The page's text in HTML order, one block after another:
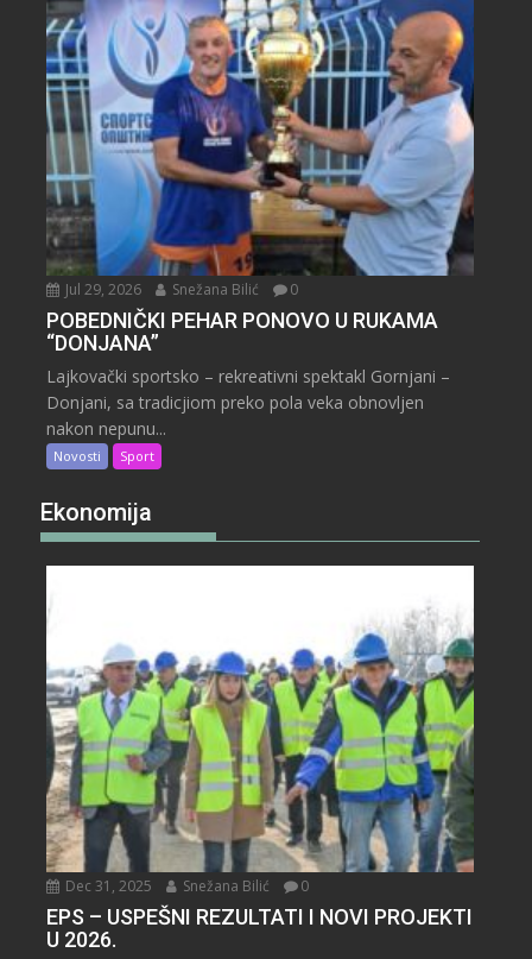
Jul 29, 2026 Snežana Bilić 0
POBEDNIČKI PEHAR PONOVO U RUKAMA
“DONJANA”
Lajkovački sportsko – rekreativni spektakl Gornjani –
Donjani, sa tradicjiom preko pola veka obnovljen
nakon nepunu...
Novosti Sport
Ekonomija
Dec 31, 2025 Snežana Bilić 0
EPS – USPEŠNI REZULTATI I NOVI PROJEKTI
U 2026.